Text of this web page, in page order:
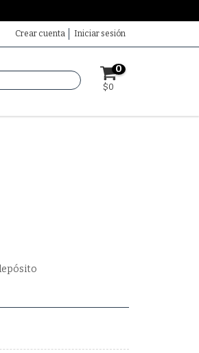
Crear cuenta Iniciar sesión
0
$0